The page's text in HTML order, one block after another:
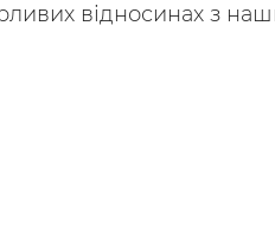
відносинах з